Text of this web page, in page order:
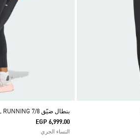
بنطال ضيّق ADI365 CLIMACOOL RUNNING 7/8
EGP 6,999.00
النساء الجري